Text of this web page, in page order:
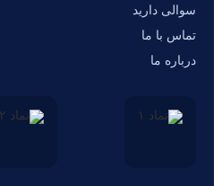
سوالی دارید
تماس با ما
درباره ما